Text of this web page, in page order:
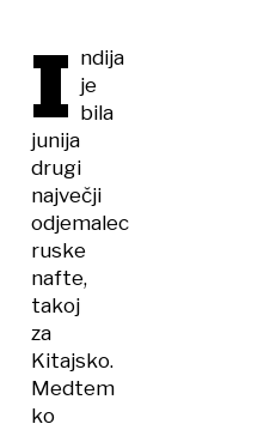
I ndija
je
bila
junija
drugi
največji
odjemalec
ruske
nafte,
takoj
za
Kitajsko.
Medtem
ko